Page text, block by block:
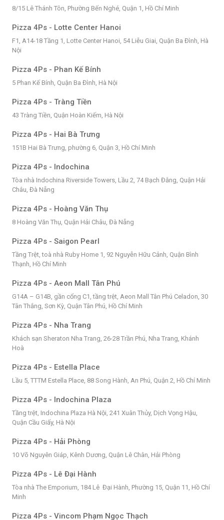
8/15 Lê Thánh Tôn, Phường Bến Nghé, Quận 1, Hồ Chí Minh
Pizza 4Ps - Lotte Center Hanoi
F1, A14-18 Tầng 1, Lotte Center Hanoi, 54 Liễu Giai, Quận Ba Đình, Hà
Nội
Pizza 4Ps - Phan Kế Bính
5 Phan Kế Bính, Quận Ba Đình, Hà Nội
Pizza 4Ps - Tràng Tiền
43 Tràng Tiền, Quận Hoàn Kiếm, Hà Nội
Pizza 4Ps - Hai Bà Trưng
151B Hai Bà Trưng, phường 6, Quận 3, Hồ Chí Minh
Pizza 4Ps - Indochina
Tòa nhà Indochina Riverside Towers, Lầu 2, 74 Bạch Đằng, Quận Hải
Châu, Đà Nẵng
Pizza 4Ps - Hoàng Văn Thụ
8 Hoàng Văn Thụ, Quận Hải Châu, Đà Nẵng
Pizza 4Ps - Saigon Pearl
Tầng Trệt, toà nhà Ruby Home 1, 92 Nguyễn Hữu Cảnh, Quận Bình
Thạnh, Hồ Chí Minh
Pizza 4Ps - Aeon Mall Tân Phú
G14A – G14B, gần cổng C1, tầng trệt, Aeon Mall Tân Phú Celadon, 30
Tân Thắng, Sơn Kỳ, Quận Tân Phú, Hồ Chí Minh
Pizza 4Ps - Nha Trang
Khách sạn Sheraton Nha Trang, 26-28 Trần Phú, Nha Trang, Khánh
Hoà
Pizza 4Ps - Estella Place
Lầu 5, TTTM Estella Place, 88 Song Hành, An Phú, Quận 2, Hồ Chí Minh
Pizza 4Ps - Indochina Plaza
Tầng trệt, Indochina Plaza Hà Nội, 241 Xuân Thủy, Dịch Vọng Hậu,
Quận Cầu Giấy, Hà Nội
Pizza 4Ps - Hải Phòng
10 Võ Nguyên Giáp, Kênh Dương, Quận Lê Chân, Hải Phòng
Pizza 4Ps - Lê Đại Hành
Tòa nhà The Emporium, 184 Lê Đại Hành, Phường 15, Quận 11, Hồ Chí
Minh
Pizza 4Ps - Vincom Phạm Ngọc Thạch